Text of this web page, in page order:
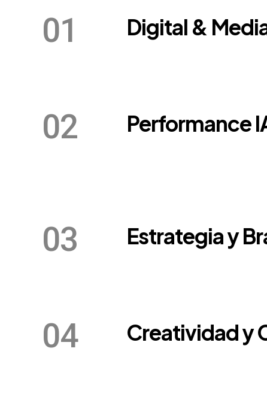
01 Digital &
02 Performance
03 Estrategia y
04 Creatividad y